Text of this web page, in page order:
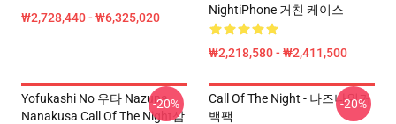
₩2,728,440 - ₩6,325,020
NightiPhone 거친 케이스
₩2,218,580 - ₩2,411,500
Yofukashi No 우타 Nazuna
Nanakusa Call Of The Night삼
-20%
Call Of The Night - 나즈나워커
백팩
-20%